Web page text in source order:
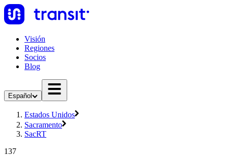
Visión
Regiones
Socios
Blog
Español
Estados Unidos
Sacramento
SacRT
137